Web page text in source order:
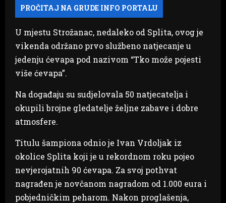
U mjestu Strožanac, nedaleko od Splita, ovog je
vikenda održano prvo službeno natjecanje u
jedenju ćevapa pod nazivom “Tko može pojesti
više ćevapa”.
Na događaju su sudjelovala 50 natjecatelja i
okupili brojne gledatelje željne zabave i dobre
atmosfere.
Titulu šampiona odnio je Ivan Vrdoljak iz
okolice Splita koji je u rekordnom roku pojeo
nevjerojatnih 90 ćevapa. Za svoj pothvat
nagrađen je novčanom nagradom od 1.000 eura i
pobjedničkim peharom. Nakon proglašenja,